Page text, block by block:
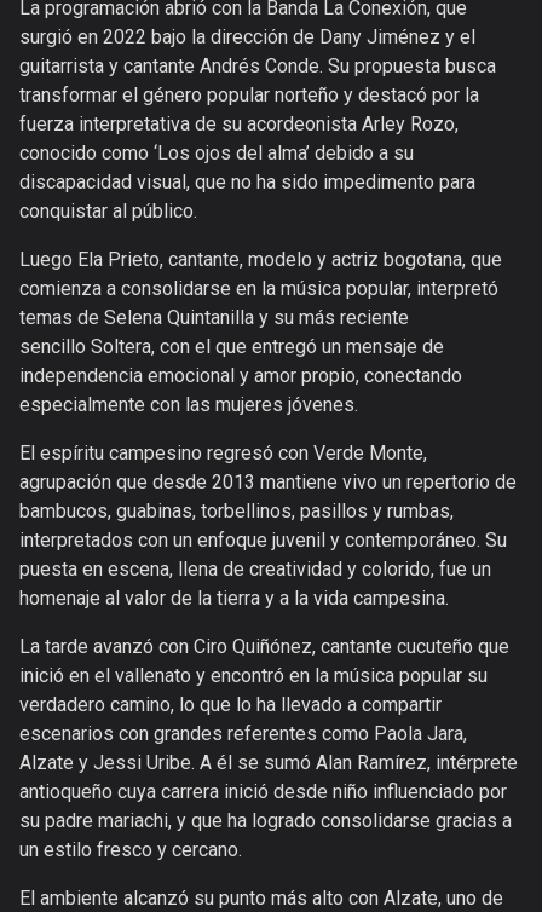
La programación abrió con la Banda La Conexión, que
surgió en 2022 bajo la dirección de Dany Jiménez y el
guitarrista y cantante Andrés Conde. Su propuesta busca
transformar el género popular norteño y destacó por la
fuerza interpretativa de su acordeonista Arley Rozo,
conocido como ‘Los ojos del alma’ debido a su
discapacidad visual, que no ha sido impedimento para
conquistar al público.
Luego Ela Prieto, cantante, modelo y actriz bogotana, que
comienza a consolidarse en la música popular, interpretó
temas de Selena Quintanilla y su más reciente
sencillo Soltera, con el que entregó un mensaje de
independencia emocional y amor propio, conectando
especialmente con las mujeres jóvenes.
El espíritu campesino regresó con Verde Monte,
agrupación que desde 2013 mantiene vivo un repertorio de
bambucos, guabinas, torbellinos, pasillos y rumbas,
interpretados con un enfoque juvenil y contemporáneo. Su
puesta en escena, llena de creatividad y colorido, fue un
homenaje al valor de la tierra y a la vida campesina.
La tarde avanzó con Ciro Quiñónez, cantante cucuteño que
inició en el vallenato y encontró en la música popular su
verdadero camino, lo que lo ha llevado a compartir
escenarios con grandes referentes como Paola Jara,
Alzate y Jessi Uribe. A él se sumó Alan Ramírez, intérprete
antioqueño cuya carrera inició desde niño influenciado por
su padre mariachi, y que ha logrado consolidarse gracias a
un estilo fresco y cercano.
El ambiente alcanzó su punto más alto con Alzate, uno de